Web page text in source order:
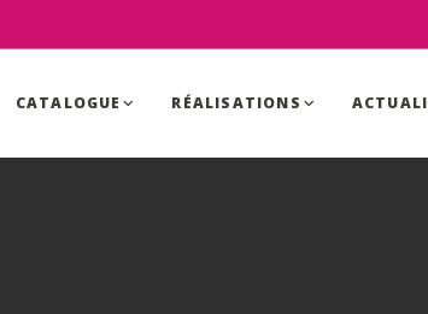
CATALOGUE RÉALISATIONS